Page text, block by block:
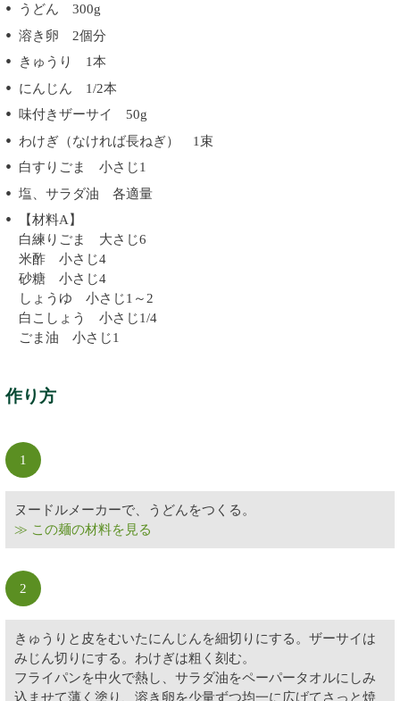
うどん 300g
溶き卵 2個分
きゅうり 1本
にんじん 1/2本
味付きザーサイ 50g
わけぎ（なければ長ねぎ） 1束
白すりごま 小さじ1
塩、サラダ油 各適量
【材料A】
白練りごま 大さじ6
米酢 小さじ4
砂糖 小さじ4
しょうゆ 小さじ1～2
白こしょう 小さじ1/4
ごま油 小さじ1
作り方
1
ヌードルメーカーで、うどんをつくる。
≫ この麺の材料を見る
2
きゅうりと皮をむいたにんじんを細切りにする。ザーサイは
みじん切りにする。わけぎは粗く刻む。
フライパンを中火で熱し、サラダ油をペーパータオルにしみ
込ませて薄く塗り、溶き卵を少量ずつ均一に広げてさっと焼